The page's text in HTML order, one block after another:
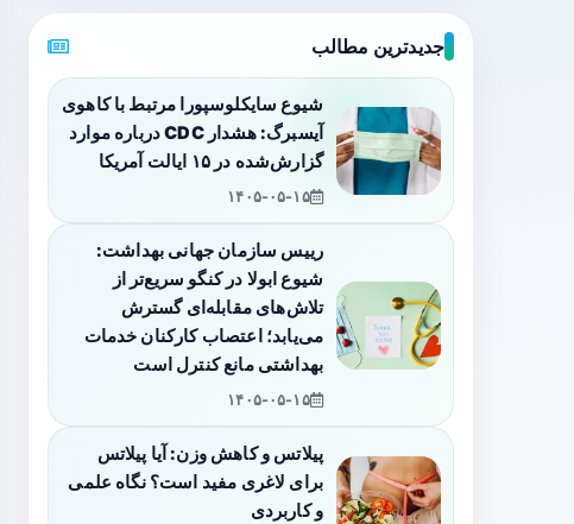
جدیدترین مطالب
شیوع سایکلوسپورا مرتبط با کاهوی
آیسبرگ: هشدار CDC درباره موارد
گزارش‌شده در ۱۵ ایالت آمریکا
۱۴۰۵-۰۵-۱۵
رییس سازمان جهانی بهداشت:
شیوع ابولا در کنگو سریع‌تر از
تلاش‌های مقابله‌ای گسترش
می‌یابد؛ اعتصاب کارکنان خدمات
بهداشتی مانع کنترل است
۱۴۰۵-۰۵-۱۵
پیلاتس و کاهش وزن: آیا پیلاتس
برای لاغری مفید است؟ نگاه علمی
و کاربردی